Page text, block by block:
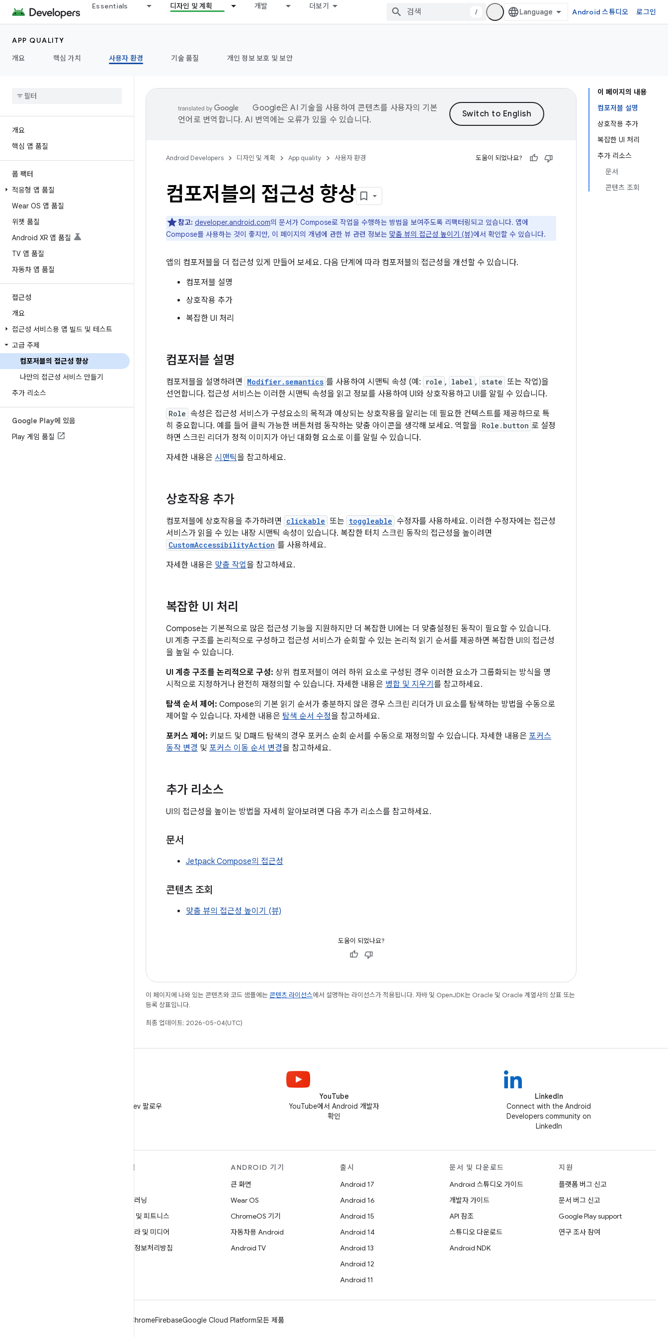
Essentials 디자인 및 계획 개발 더보기
/ Android 스튜디오 로그인
APP QUALITY
개요
핵심 가치 사용자 환경 기술 품질 개인 정보 보호 및 보안
개요
핵심 앱 품질
폼 팩터
적응형 앱 품질
Wear OS 앱 품질
위젯 품질
Android XR 앱 품질
TV 앱 품질
자동차 앱 품질
접근성
개요
접근성 서비스용 앱 빌드 및 테스트
고급 주제
컴포저블의 접근성 향상
나만의 접근성 서비스 만들기
추가 리소스
Google Play에 있음
Play 게임 품질
이 페이지의 내용
컴포저블 설명
상호작용 추가
복잡한 UI 처리
추가 리소스
문서
콘텐츠 조회
Google은 AI 기술을 사용하여 콘텐츠를 사용자의 기본
언어로 번역합니다. AI 번역에는 오류가 있을 수 있습니다.
Android Developers 디자인 및 계획 App quality 사용자 환경 도움이 되었나요?
컴포저블의 접근성 향상
참고: developer.android.com의 문서가 Compose로 작업을 수행하는 방법을 보여주도록 리팩터링되고 있습니다. 앱에
Compose를 사용하는 것이 좋지만, 이 페이지의 개념에 관한 뷰 관련 정보는 맞춤 뷰의 접근성 높이기 (뷰)에서 확인할 수 있습니다.
앱의 컴포저블을 더 접근성 있게 만들어 보세요. 다음 단계에 따라 컴포저블의 접근성을 개선할 수 있습니다.
컴포저블 설명
상호작용 추가
복잡한 UI 처리
컴포저블 설명
컴포저블을 설명하려면 Modifier.semantics 를 사용하여 시맨틱 속성 (예: role , label , state 또는 작업)을
선언합니다. 접근성 서비스는 이러한 시맨틱 속성을 읽고 정보를 사용하여 UI와 상호작용하고 UI를 알릴 수 있습니다.
Role 속성은 접근성 서비스가 구성요소의 목적과 예상되는 상호작용을 알리는 데 필요한 컨텍스트를 제공하므로 특
히 중요합니다. 예를 들어 클릭 가능한 버튼처럼 동작하는 맞춤 아이콘을 생각해 보세요. 역할을 Role.button 로 설정
하면 스크린 리더가 정적 이미지가 아닌 대화형 요소로 이를 알릴 수 있습니다.
자세한 내용은 시맨틱 을 참고하세요.
상호작용 추가
컴포저블에 상호작용을 추가하려면 clickable 또는 toggleable 수정자를 사용하세요. 이러한 수정자에는 접근성
서비스가 읽을 수 있는 내장 시맨틱 속성이 있습니다. 복잡한 터치 스크린 동작의 접근성을 높이려면
CustomAccessibilityAction 를 사용하세요.
자세한 내용은 맞춤 작업을 참고하세요.
복잡한 UI 처리
Compose는 기본적으로 많은 접근성 기능을 지원하지만 더 복잡한 UI에는 더 맞춤설정된 동작이 필요할 수 있습니다.
UI 계층 구조를 논리적으로 구성하고 접근성 서비스가 순회할 수 있는 논리적 읽기 순서를 제공하면 복잡한 UI의 접근성
을 높일 수 있습니다.
UI 계층 구조를 논리적으로 구성: 상위 컴포저블이 여러 하위 요소로 구성된 경우 이러한 요소가 그룹화되는 방식을 명
시적으로 지정하거나 완전히 재정의할 수 있습니다. 자세한 내용은 병합 및 지우기 를 참고하세요.
탐색 순서 제어: Compose의 기본 읽기 순서가 충분하지 않은 경우 스크린 리더가 UI 요소를 탐색하는 방법을 수동으로
제어할 수 있습니다. 자세한 내용은 탐색 순서 수정을 참고하세요.
포커스 제어: 키보드 및 D패드 탐색의 경우 포커스 순회 순서를 수동으로 재정의할 수 있습니다. 자세한 내용은 포커스
동작 변경 및 포커스 이동 순서 변경을 참고하세요.
추가 리소스
UI의 접근성을 높이는 방법을 자세히 알아보려면 다음 추가 리소스를 참고하세요.
문서
Jetpack Compose의 접근성
콘텐츠 조회
맞춤 뷰의 접근성 높이기 (뷰)
도움이 되었나요?
이 페이지에 나와 있는 콘텐츠와 코드 샘플에는 콘텐츠 라이선스에서 설명하는 라이선스가 적용됩니다. 자바 및 OpenJDK는 Oracle 및 Oracle 계열사의 상표 또는
등록 상표입니다.
최종 업데이트: 2026-05-04(UTC)
X에서 @AndroidDev 팔로우
YouTube
YouTube에서 Android 개발자
확인
LinkedIn
Connect with the Android
Developers community on
LinkedIn
탐색
머신러닝
건강 및 피트니스
카메라 및 미디어
개인정보처리방침
ANDROID 기기
큰 화면
Wear OS
ChromeOS 기기
자동차용 Android
Android TV
출시
Android 17
Android 16
Android 15
Android 14
Android 13
Android 12
Android 11
문서 및 다운로드
Android 스튜디오 가이드
개발자 가이드
API 참조
스튜디오 다운로드
Android NDK
지원
플랫폼 버그 신고
문서 버그 신고
Google Play support
연구 조사 참여
ChromeFirebaseGoogle Cloud Platform모든 제품